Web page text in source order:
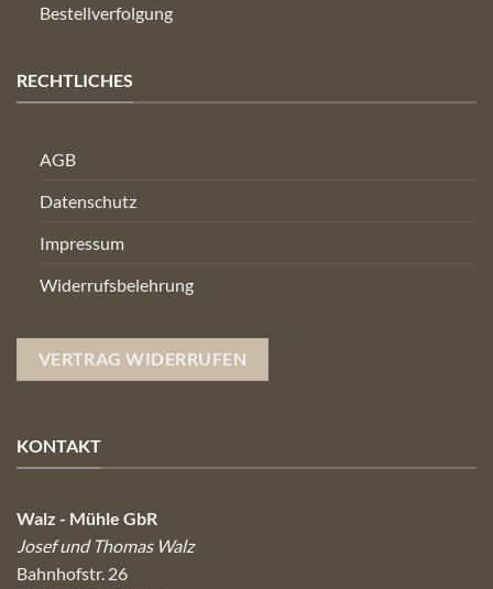
Bestellverfolgung
RECHTLICHES
AGB
Datenschutz
Impressum
Widerrufsbelehrung
VERTRAG WIDERRUFEN
KONTAKT
Walz - Mühle GbR
Josef und Thomas Walz
Bahnhofstr. 26